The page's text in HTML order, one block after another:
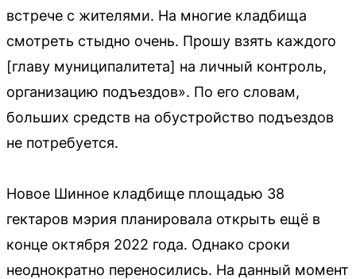
встрече с жителями. На многие кладбища
смотреть стыдно очень. Прошу взять каждого
[главу муниципалитета] на личный контроль,
организацию подъездов». По его словам,
больших средств на обустройство подъездов
не потребуется.
Новое Шинное кладбище площадью 38
гектаров мэрия планировала открыть ещё в
конце октября 2022 года. Однако сроки
неоднократно переносились. На данный момент